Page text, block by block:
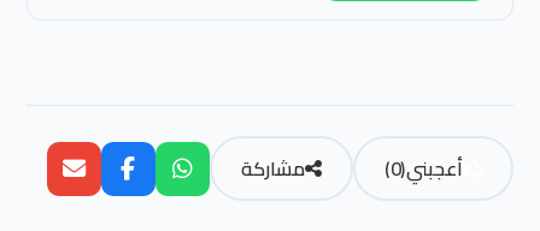
أعجبني(
0
) مشاركة